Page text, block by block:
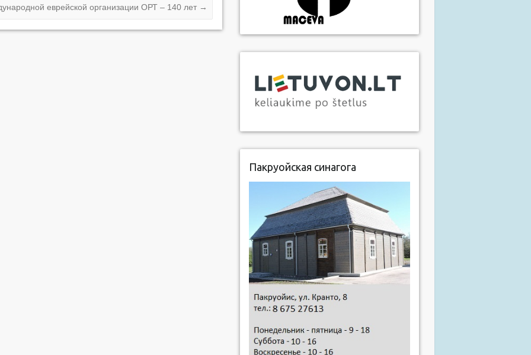
еврейской организации ОРТ – 140 лет →
Пакруойская синагога